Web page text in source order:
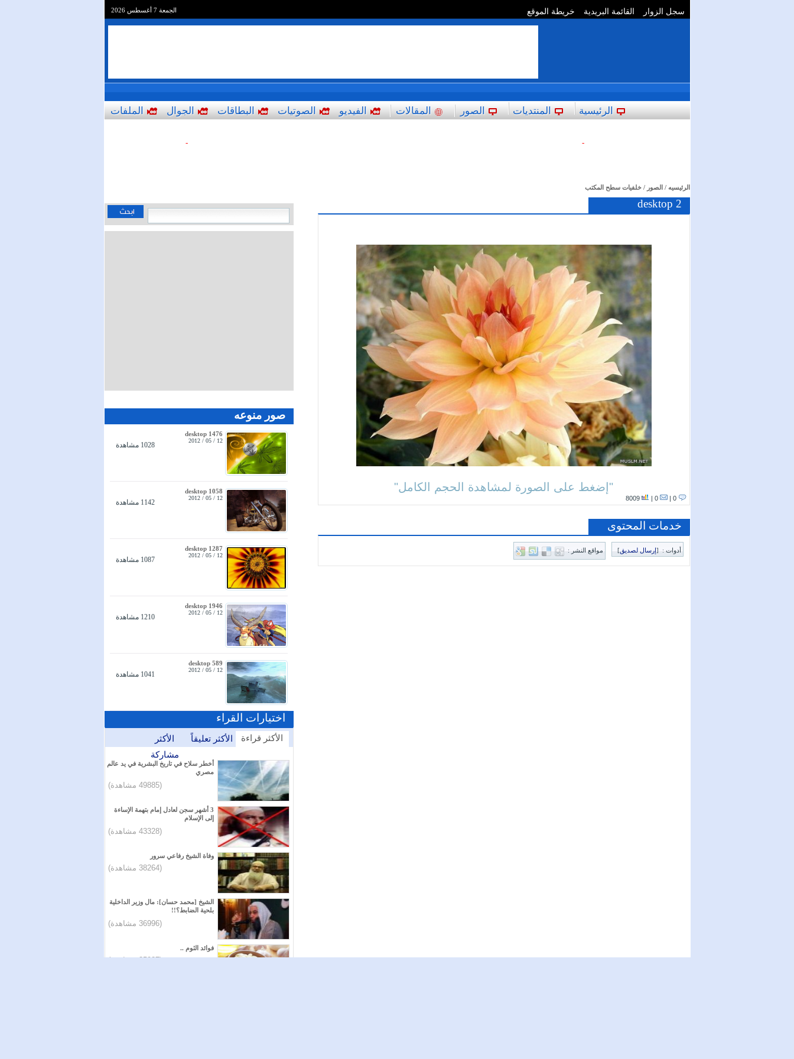
الجمعة 7 أغسطس 2026 سجل الزوار القائمة البريدية خريطة الموقع
الرئيسية المنتديات الصور المقالات الفيديو الصوتيات البطاقات الجوال الملفات
-
-
الرئيسيه / الصور /خلفيات سطح المكتب
desktop 2
إضغط على الصورة لمشاهدة الحجم الكامل
0 |
0 |
8009
خدمات المحتوى
أدوات : [إرسال لصديق] مواقع النشر :
صور منوعه
desktop 1476
12 / 05 / 2012
1028 مشاهدة
desktop 1058
12 / 05 / 2012
1142 مشاهدة
desktop 1287
12 / 05 / 2012
1087 مشاهدة
desktop 1946
12 / 05 / 2012
1210 مشاهدة
desktop 589
12 / 05 / 2012
1041 مشاهدة
اختيارات القراء
الأكثر قراءة الأكثر تعليقاً
الأكثر
مشاركة
أخطر سلاح في تاريخ البشرية في يد عالم
مصري
(49885 مشاهدة)
3 أشهر سجن لعادل إمام بتهمة الإساءة
إلى الإسلام
(43328 مشاهدة)
وفاة الشيخ رفاعي سرور
(38264 مشاهدة)
الشيخ [محمد حسان]: مال وزير الداخلية
بلحية الضابط؟!!
(36996 مشاهدة)
فوائد الثوم ..
(35937 مشاهدة)